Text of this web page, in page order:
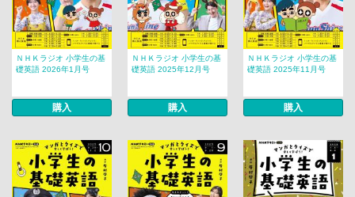
ＮＨＫラジオ 小学生の基
礎英語 2026年1月号
購入
ＮＨＫラジオ 小学生の基
礎英語 2025年12月号
購入
ＮＨＫラジオ 小学生の基
礎英語 2025年11月号
購入